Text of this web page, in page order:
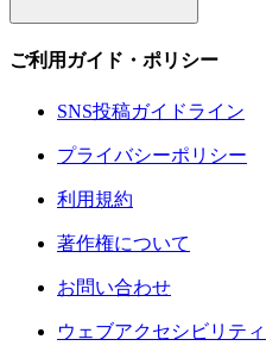
ご利用ガイド・ポリシー
SNS投稿ガイドライン
プライバシーポリシー
利用規約
著作権について
お問い合わせ
ウェブアクセシビリテ